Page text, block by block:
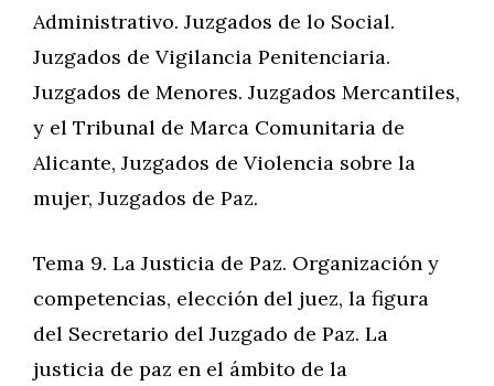
Administrativo. Juzgados de lo Social.
Juzgados de Vigilancia Penitenciaria.
Juzgados de Menores. Juzgados Mercantiles,
y el Tribunal de Marca Comunitaria de
Alicante, Juzgados de Violencia sobre la
mujer, Juzgados de Paz.
Tema 9. La Justicia de Paz. Organización y
competencias, elección del juez, la figura
del Secretario del Juzgado de Paz. La
justicia de paz en el ámbito de la